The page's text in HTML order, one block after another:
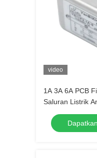
video
1A 3A 6A PCB
Saluran Listrik
Papan PC